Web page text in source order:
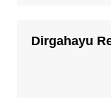
Dirgahayu